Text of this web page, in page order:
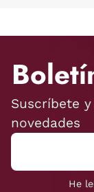
Suscríbete
novedades
He